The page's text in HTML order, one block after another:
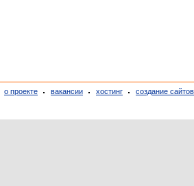
о проекте вакансии хостинг создание сайтов